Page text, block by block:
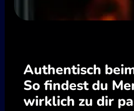
Authentisch
So findest du
wirklich zu dir